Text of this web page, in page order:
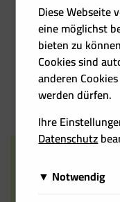
Heizkosten­rechner
Diese Webseite
eine möglichst
bieten zu
Cookies sind
anderen
werden dürfen.
Ihre
Datenschutz
Notwendig